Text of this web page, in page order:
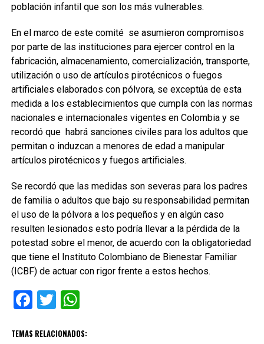
población infantil que son los más vulnerables.
En el marco de este comité se asumieron compromisos
por parte de las instituciones para ejercer control en la
fabricación, almacenamiento, comercialización, transporte,
utilización o uso de artículos pirotécnicos o fuegos
artificiales elaborados con pólvora, se exceptúa de esta
medida a los establecimientos que cumpla con las normas
nacionales e internacionales vigentes en Colombia y se
recordó que habrá sanciones civiles para los adultos que
permitan o induzcan a menores de edad a manipular
artículos pirotécnicos y fuegos artificiales.
Se recordó que las medidas son severas para los padres
de familia o adultos que bajo su responsabilidad permitan
el uso de la pólvora a los pequeños y en algún caso
resulten lesionados esto podría llevar a la pérdida de la
potestad sobre el menor, de acuerdo con la obligatoriedad
que tiene el Instituto Colombiano de Bienestar Familiar
(ICBF) de actuar con rigor frente a estos hechos.
Facebook
TwitterWhatsApp
TEMAS RELACIONADOS: